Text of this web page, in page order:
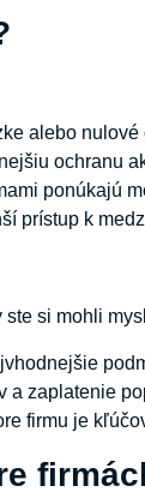
alebo
ochranu
ponúkajú
prístup k
ste si mohli
a zaplatenie
firmu je